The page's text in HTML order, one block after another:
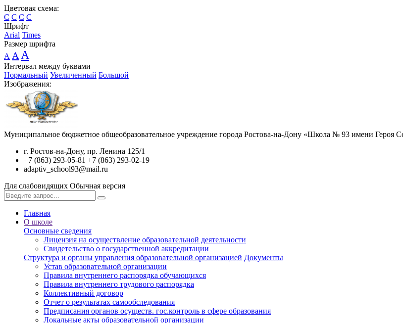
Цветовая схема:
C C C C
Шрифт
Arial Times
Размер шрифта
A A A
Интервал между буквами
Нормальный Увеличенный Большой
Изображения:
Муниципальное бюджетное общеобразовательное учреждение города Ростова-на-Дону «Школа № 93 имени Героя
г. Ростов-на-Дону, пр. Ленина 125/1
+7 (863) 293-05-81 +7 (863) 293-02-19
adaptiv_school93@mail.ru
Для слабовидящих Обычная версия
Главная
О школе
Основные сведения
Лицензия на осуществление образовательной деятельности
Свидетельство о государственной аккредитации
Структура и органы управления образовательной организацией Документы
Устав образовательной организации
Правила внутреннего распорядка обучающихся
Правила внутреннего трудового распорядка
Коллективный договор
Отчет о результатах самообследования
Предписания органов осуществ. гос.контроль в сфере образования
Локальные акты образовательной организации